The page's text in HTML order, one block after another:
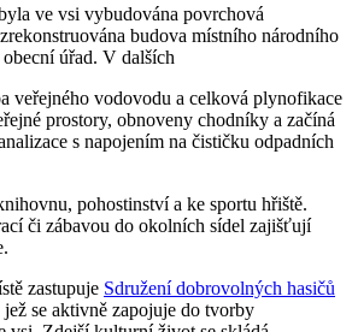
ve vsi vybudována povrchová
budova místního národního
úřad. V dalších
veřejného vodovodu a celková plynofikace
prostory, obnoveny chodníky a začíná
s napojením na čističku odpadních
pohostinství a ke sportu hřiště.
či zábavou do okolních sídel zajišťují
zastupuje Sdružení dobrovolných hasičů
jež se aktivně zapojuje do tvorby